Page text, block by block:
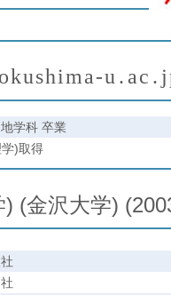
okushima-u . ac . j
学科 卒業
)取得
(金沢大学)